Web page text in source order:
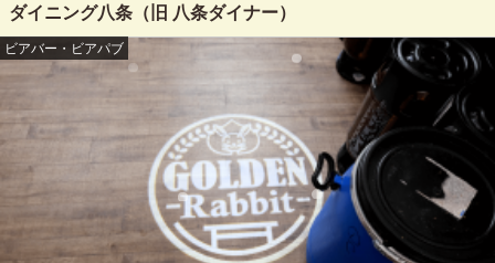
ダイニング八条（旧 八条ダイナー）
ビアバー・ビアパブ